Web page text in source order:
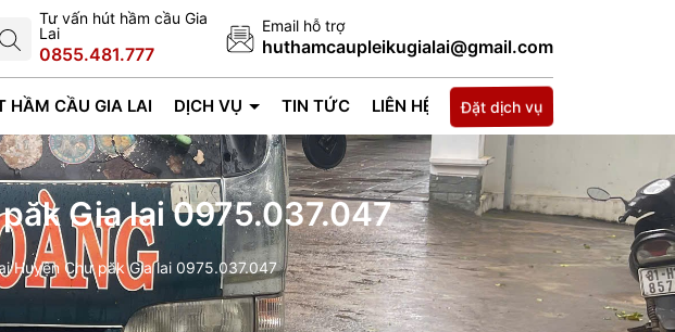
Tư vấn hút hầm cầu Gia
Lai
0855.481.777
Email hỗ trợ
huthamcaupleikugialai@gmail.com
HẦM CẦU GIA LAI DỊCH VỤ TIN TỨC LIÊN HỆ Đặt dịch vụ
Gia lai 0975.037.047
Huyện Chư păk Gia lai 0975.037.047